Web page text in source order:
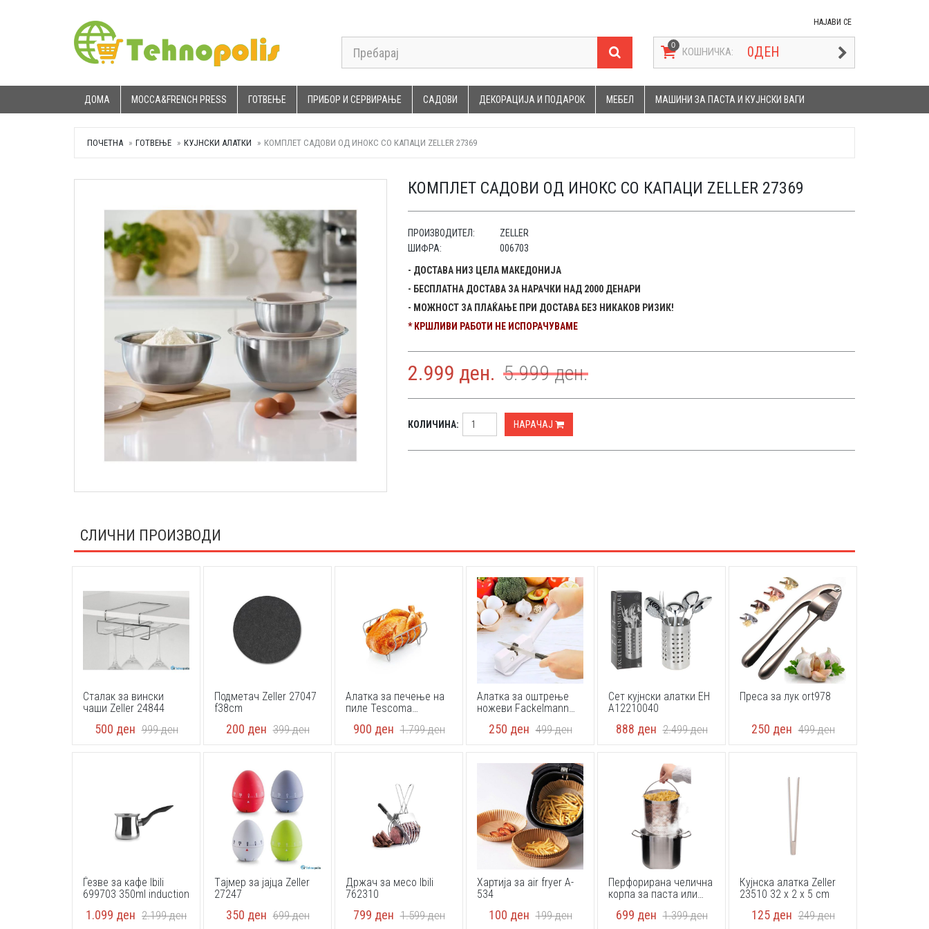
НАЈАВИ СЕ
КОШНИЧКА: 0ДЕН
ДОМА MOCCA&FRENCH PRESS ГОТВЕЊЕ ПРИБОР И СЕРВИРАЊЕ САДОВИ ДЕКОРАЦИЈА И ПОДАРОК МЕБЕЛ МАШИНИ ЗА ПАСТА И КУЈНСКИ ВАГИ
ПОЧЕТНА ГОТВЕЊЕ КУЈНСКИ АЛАТКИ КОМПЛЕТ САДОВИ ОД ИНОКС СО КАПАЦИ ZELLER 27369
КОМПЛЕТ САДОВИ ОД ИНОКС СО КАПАЦИ ZELLER 27369
ПРОИЗВОДИТЕЛ:
ZELLER
ШИФРА:
006703
- ДОСТАВА НИЗ ЦЕЛА МАКЕДОНИЈА
- БЕСПЛАТНА ДОСТАВА ЗА НАРАЧКИ НАД 2000 ДЕНАРИ
- МОЖНОСТ ЗА ПЛАЌАЊЕ ПРИ ДОСТАВА БЕЗ НИКАКОВ РИЗИК!
* КРШЛИВИ РАБОТИ НЕ ИСПОРАЧУВАМЕ
2.999 ден. 5.999ден.
КОЛИЧИНА: НАРАЧАЈ
СЛИЧНИ ПРОИЗВОДИ
Сталак за вински
чаши Zeller 24844
500 ден 999ден
Подметач Zeller 27047
f38cm
200 ден 399ден
Алатка за печење на
пиле Tescoma
900 ден 1.799ден
Алатка за оштрење
ножеви Fackelmann
250 ден 499ден
Сет кујнски алатки EH
A12210040
888 ден 2.499ден
Преса за лук ort978
250 ден 499ден
Ѓезве за кафе Ibili
699703 350ml induction
1.099 ден 2.199ден
Tајмер за јајца Zeller
27247
350 ден 699ден
Држач за месо Ibili
762310
799 ден 1.599ден
Хартија за air fryer A-
534
100 ден 199ден
Перфорирана челична
корпа за паста или
512596 f15x10cm
699 ден 1.399ден
Кујнска алатка Zeller
23510 32 x 2 x 5 cm
125 ден 249ден